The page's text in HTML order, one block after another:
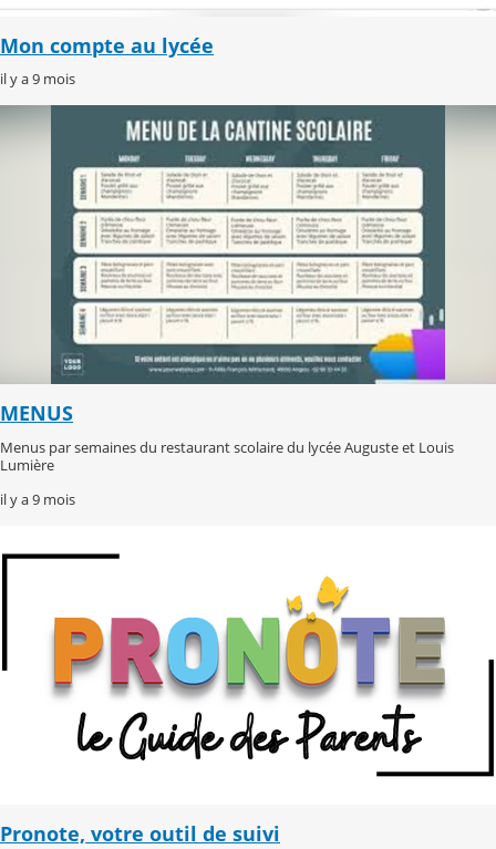
Mon compte au lycée
il y a 9 mois
MENUS
Menus par semaines du restaurant scolaire du lycée Auguste et Louis
Lumière
il y a 9 mois
Pronote, votre outil de suivi